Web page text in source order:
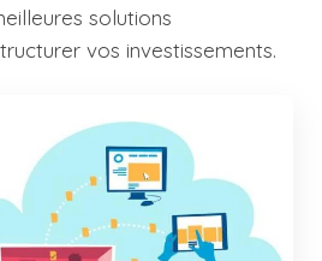
solutions
vos investissements.